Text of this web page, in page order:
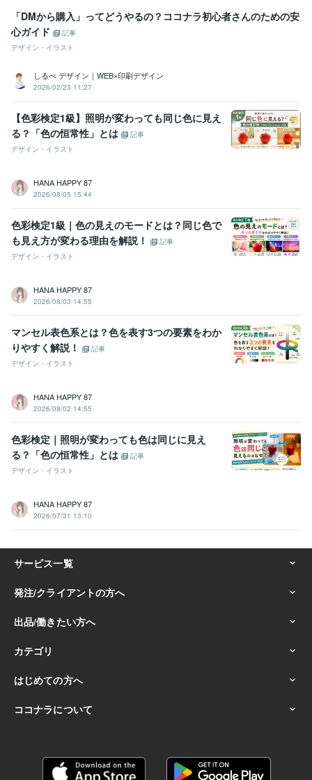
「DMから購入」ってどうやるの？ココナラ初心者さんのための安
心ガイド
記事
デザイン・イラスト
しるべ デザイン｜WEB×印刷デザイン
2026/02/23 11:27
【色彩検定1級】照明が変わっても同じ色に見え
る？「色の恒常性」とは
記事
デザイン・イラスト
HANA HAPPY 87
2026/08/05 15:44
色彩検定1級｜色の見えのモードとは？同じ色で
も見え方が変わる理由を解説！
記事
デザイン・イラスト
HANA HAPPY 87
2026/08/03 14:55
マンセル表色系とは？色を表す3つの要素をわか
りやすく解説！
記事
デザイン・イラスト
HANA HAPPY 87
2026/08/02 14:55
色彩検定｜照明が変わっても色は同じに見え
る？「色の恒常性」とは
記事
デザイン・イラスト
HANA HAPPY 87
2026/07/31 13:10